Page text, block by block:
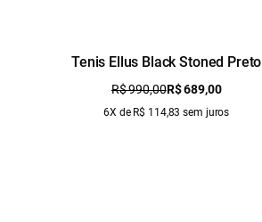
Tenis Ellus Black Stoned Preto
R$ 990,00R$ 689,00
6X de R$ 114,83 sem juros